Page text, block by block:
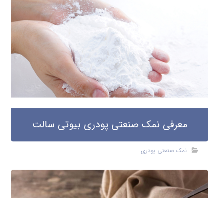
معرفی نمک صنعتی پودری بیوتی سالت
نمک صنعتی پودری